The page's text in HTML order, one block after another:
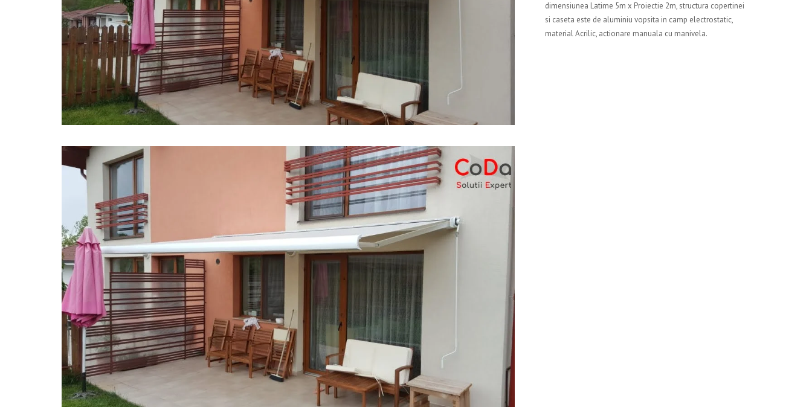
dimensiunea Latime 5m x Proiectie 2m, structura copertinei
si caseta este de aluminiu vopsita in camp electrostatic,
material Acrilic, actionare manuala cu manivela.